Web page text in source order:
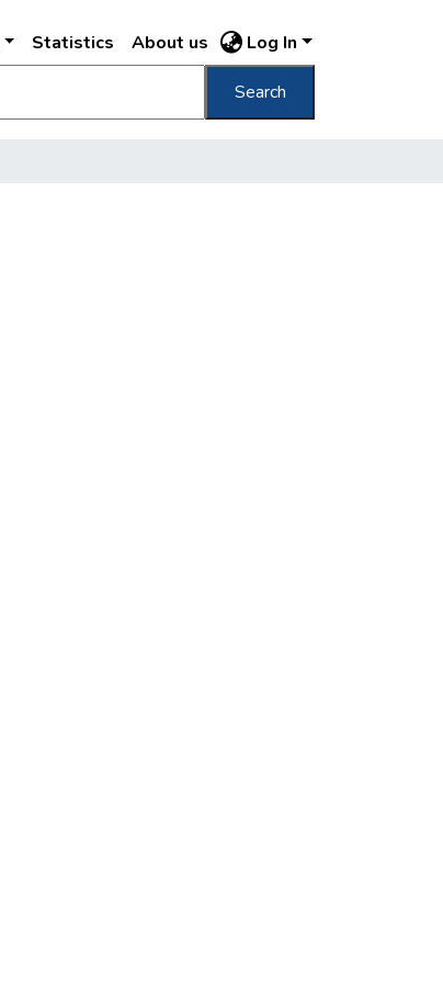
Statistics About us Log In
Search